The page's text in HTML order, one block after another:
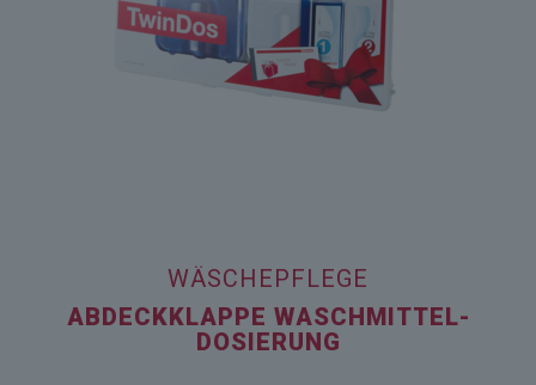
WÄSCHEPFLEGE
ABDECKKLAPPE WASCHMITTEL­
DOSIERUNG